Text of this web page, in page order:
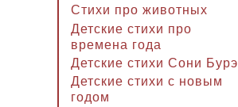
Стихи про животных
Детские стихи про
времена года
Детские стихи Сони Бурэ
Детские стихи с новым
годом